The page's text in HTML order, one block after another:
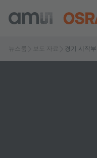
뉴스룸 보도 자료 경기 시작